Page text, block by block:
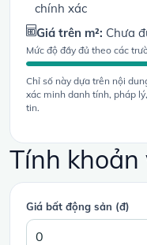
chính xác
Giá trên m²: Chưa
Mức độ đầy đủ theo các
Chỉ số này dựa trên nội
xác minh danh tính, pháp
tin.
Tính
Giá bất động sản (đ)